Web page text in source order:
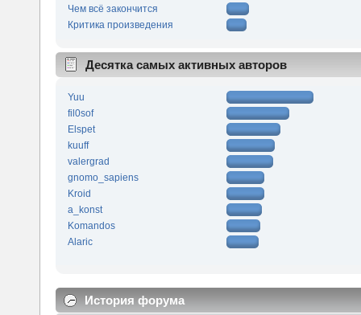
Чем всё закончится
Критика произведения
Десятка самых активных авторов
Yuu
fil0sof
Elspet
kuuff
valergrad
gnomo_sapiens
Kroid
a_konst
Komandos
Alaric
История форума